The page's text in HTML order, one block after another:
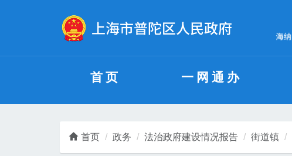
首页 一网通办
首页 政务 法治政府建设情况报告 街道镇